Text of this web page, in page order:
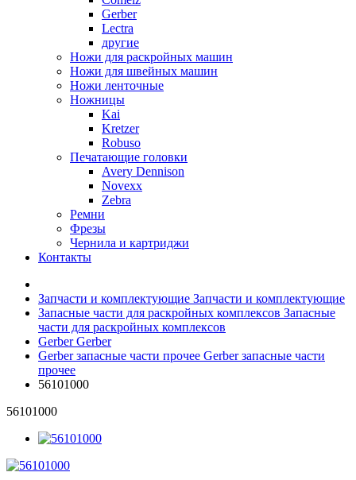
Gerber
Lectra
другие
Ножи для раскройных машин
Ножи для швейных машин
Ножи ленточные
Ножницы
Kai
Kretzer
Robuso
Печатающие головки
Avery Dennison
Novexx
Zebra
Ремни
Фрезы
Чернила и картриджи
Контакты
Запчасти и комплектующие Запчасти и комплектующие
Запасные части для раскройных комплексов Запасные
части для раскройных комплексов
GerberGerber
Gerber запасные части прочее Gerber запасные части
прочее
56101000
56101000